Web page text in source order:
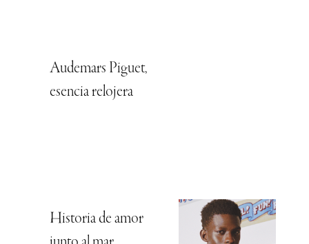
Audemars Piguet,
esencia relojera
Historia de amor